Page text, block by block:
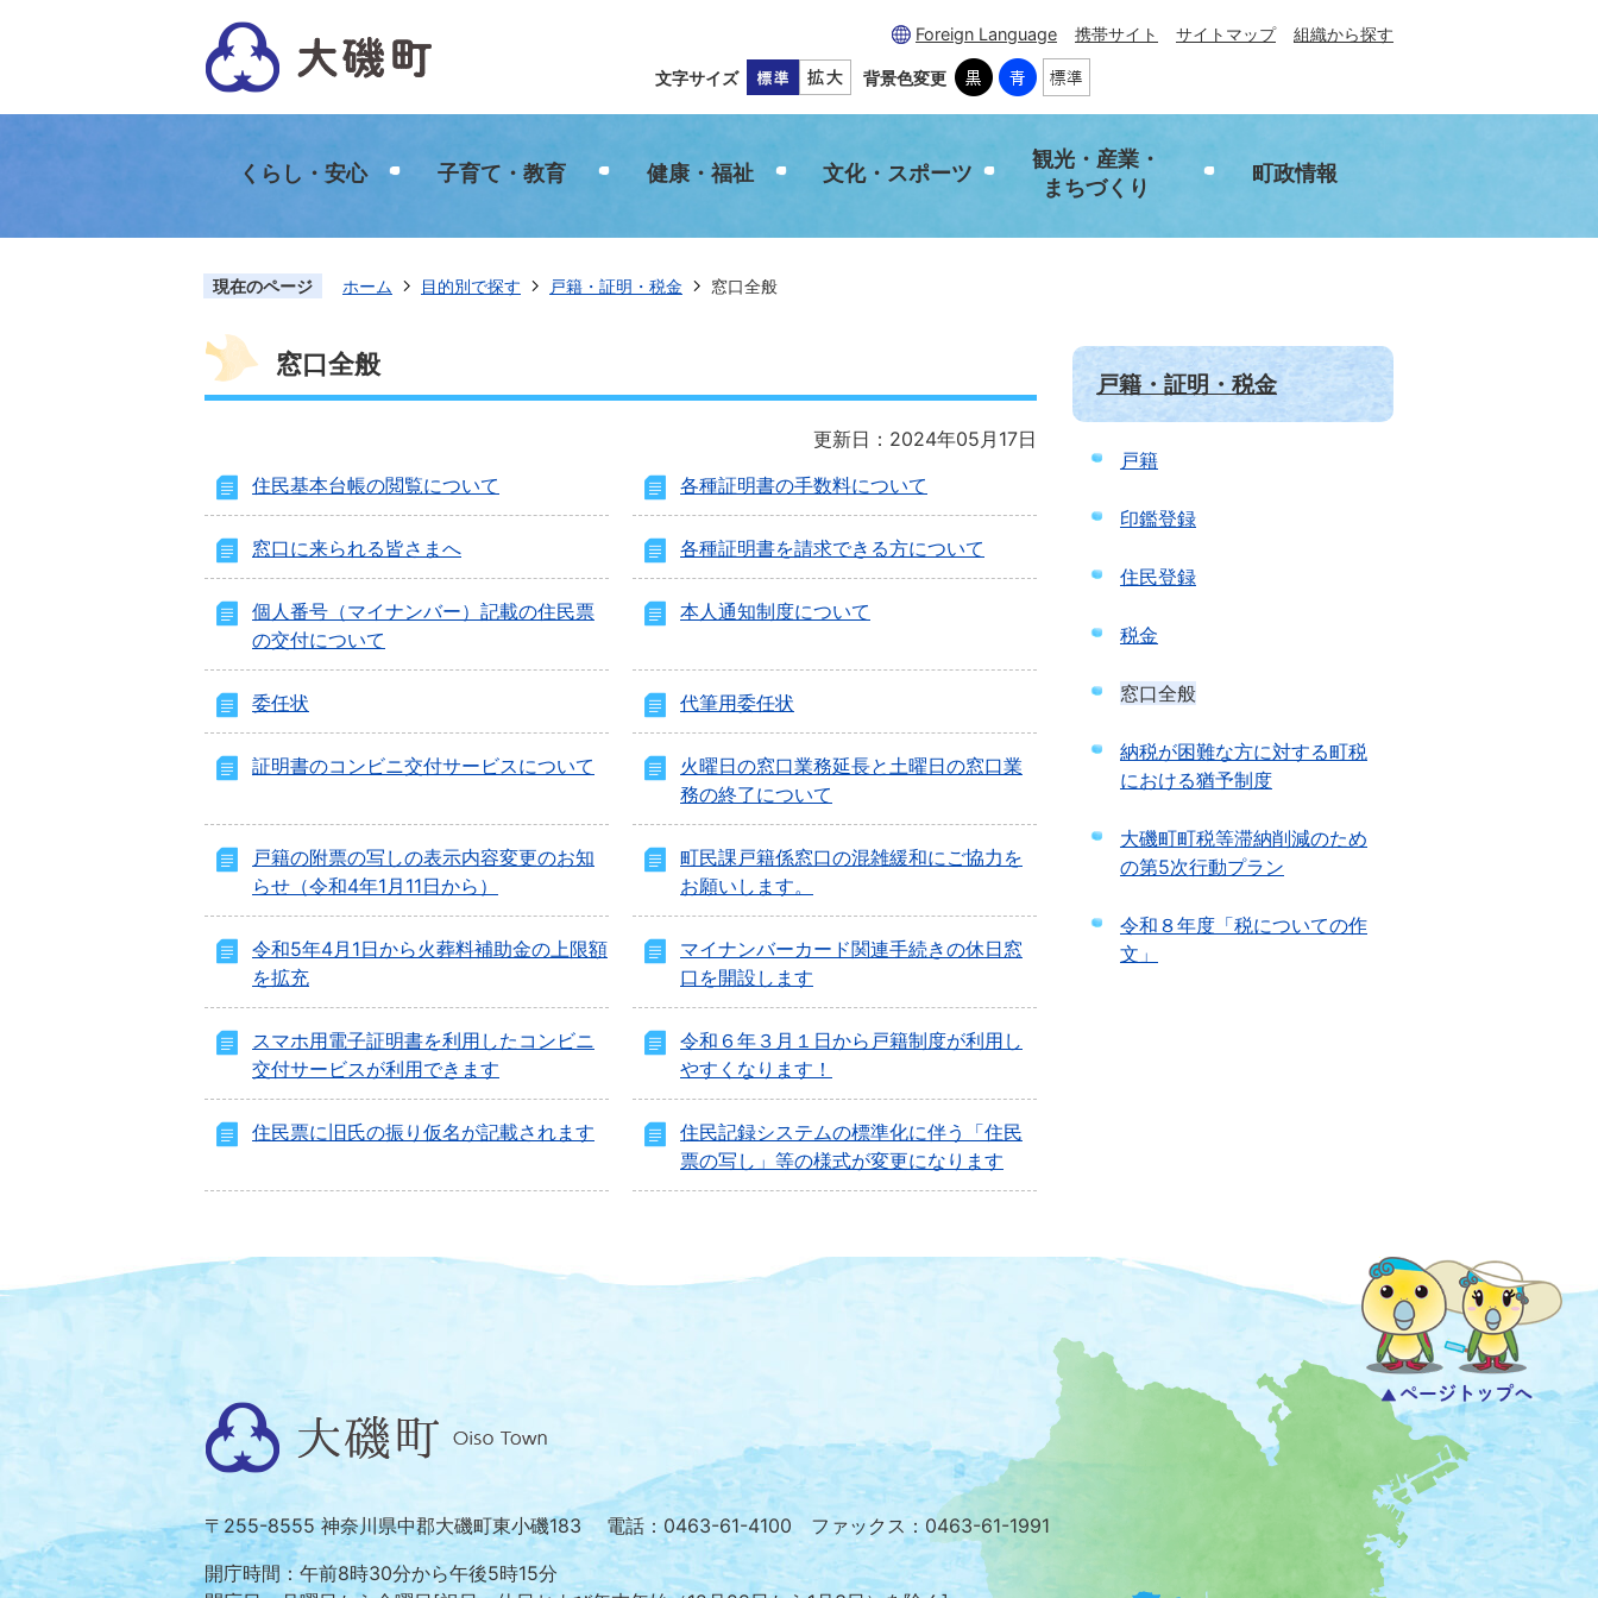
Foreign Language 携帯サイト サイトマップ 組織から探す
文字サイズ 背景色変更
くらし・安心 子育て・教育 健康・福祉 文化・スポーツ
観光・産業・
まちづくり
町政情報
現在のページ ホーム 目的別で探す 戸籍・証明・税金 窓口全般
窓口全般
更新日：2024年05月17日
住民基本台帳の閲覧について
各種証明書の手数料について
窓口に来られる皆さまへ 各種証明書を請求できる方について
個人番号（マイナンバー）記載の住民票
の交付について
本人通知制度について
委任状 代筆用委任状
証明書のコンビニ交付サービスについて
火曜日の窓口業務延長と土曜日の窓口業
務の終了について
戸籍の附票の写しの表示内容変更のお知
らせ（令和4年1月11日から）
町民課戸籍係窓口の混雑緩和にご協力を
お願いします。
令和5年4月1日から火葬料補助金の上限額
を拡充
マイナンバーカード関連手続きの休日窓
口を開設します
スマホ用電子証明書を利用したコンビニ
交付サービスが利用できます
令和６年３月１日から戸籍制度が利用し
やすくなります！
住民票に旧氏の振り仮名が記載されます
住民記録システムの標準化に伴う「住民
票の写し」等の様式が変更になります
戸籍・証明・税金
戸籍
印鑑登録
住民登録
税金
窓口全般
納税が困難な方に対する町税
における猶予制度
大磯町町税等滞納削減のため
の第5次行動プラン
令和８年度「税についての作
文」
位
置
を
記
し
大
磯
Oiso
Town
〒255-8555 神奈川県中郡大磯町東小磯183 電話：0463-61-4100 ファックス：0463-61-1991
開庁時間：午前8時30分から午後5時15分